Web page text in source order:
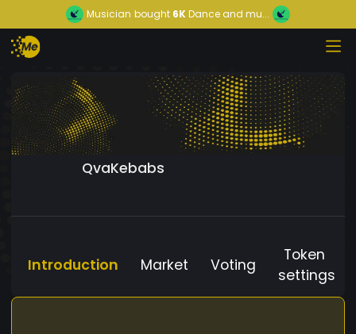
Musician bought 6KDance and mu...
QvaKebabs
Introduction Market Voting
Token
settings